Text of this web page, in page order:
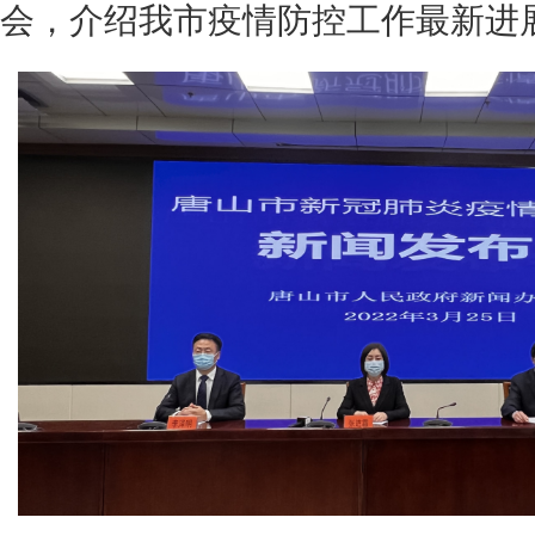
会，介绍我市疫情防控工作最新进